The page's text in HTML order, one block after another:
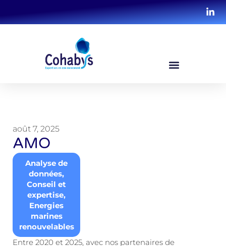
août 7, 2025
AMO
Analyse de
données,
Conseil et
expertise,
Energies
marines
renouvelables
Entre 2020 et 2025, avec nos partenaires de